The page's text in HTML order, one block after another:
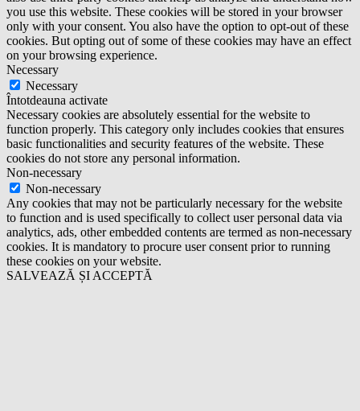
you use this website. These cookies will be stored in your browser
only with your consent. You also have the option to opt-out of these
cookies. But opting out of some of these cookies may have an effect
on your browsing experience.
Necessary
Necessary
Întotdeauna activate
Necessary cookies are absolutely essential for the website to
function properly. This category only includes cookies that ensures
basic functionalities and security features of the website. These
cookies do not store any personal information.
Non-necessary
Non-necessary
Any cookies that may not be particularly necessary for the website
to function and is used specifically to collect user personal data via
analytics, ads, other embedded contents are termed as non-necessary
cookies. It is mandatory to procure user consent prior to running
these cookies on your website.
SALVEAZĂ ȘI ACCEPTĂ